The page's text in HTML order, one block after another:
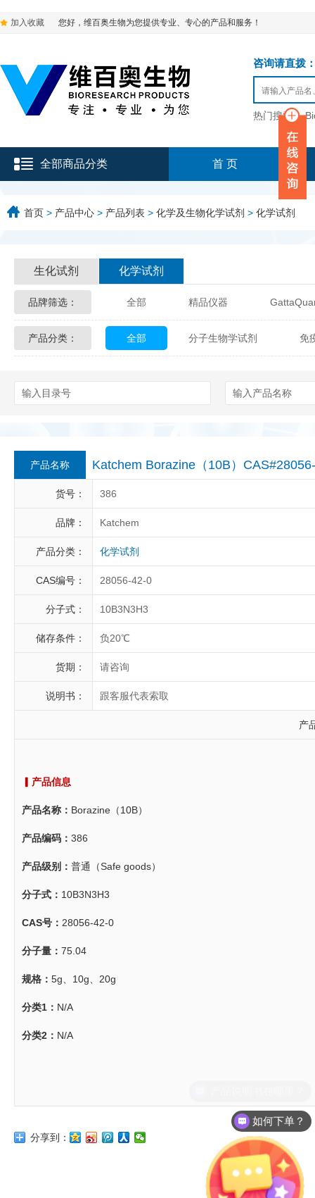
加入收藏 您好，维百奥生物为您提供专业、专心的产品和服务！
咨询请直拨
热门搜索：
全部商品分类 首 页
首页 > 产品中心 > 产品列表 > 化学及生物化学试剂 > 化学试剂
生化试剂 化学试剂
品牌筛选： 全部 精品仪器
Glycon Biochem Sterlitech
Berry & Associates
LGC Maine Standards
Abbexa AbD Serotec
产品分类： 全部 分子生物学试剂 免
产品名称 Katchem Borazine（10B）
货号： 386
品牌： Katchem
产品分类： 化学试剂
CAS编号： 28056-42-0
分子式： 10B3N3H3
储存条件： 负20℃
货期： 请咨询
说明书： 跟客服代表索取
产
▎产品信息
产品名称： Borazine（10B）
产品编码： 386
产品级别： 普通（Safe goods）
分子式： 10B3N3H3
CAS号： 28056-42-0
分子量： 75.04
规格： 5g、10g、20g
分类1： N/A
分类2： N/A
分享到：
如何下单？